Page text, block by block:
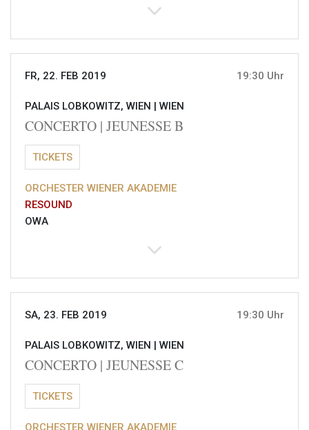
FR, 22. FEB 2019 19:30 Uhr
PALAIS LOBKOWITZ, WIEN | WIEN
CONCERTO | JEUNESSE B
TICKETS
ORCHESTER WIENER AKADEMIE
RESOUND
OWA
SA, 23. FEB 2019 19:30 Uhr
PALAIS LOBKOWITZ, WIEN | WIEN
CONCERTO | JEUNESSE C
TICKETS
ORCHESTER WIENER AKADEMIE